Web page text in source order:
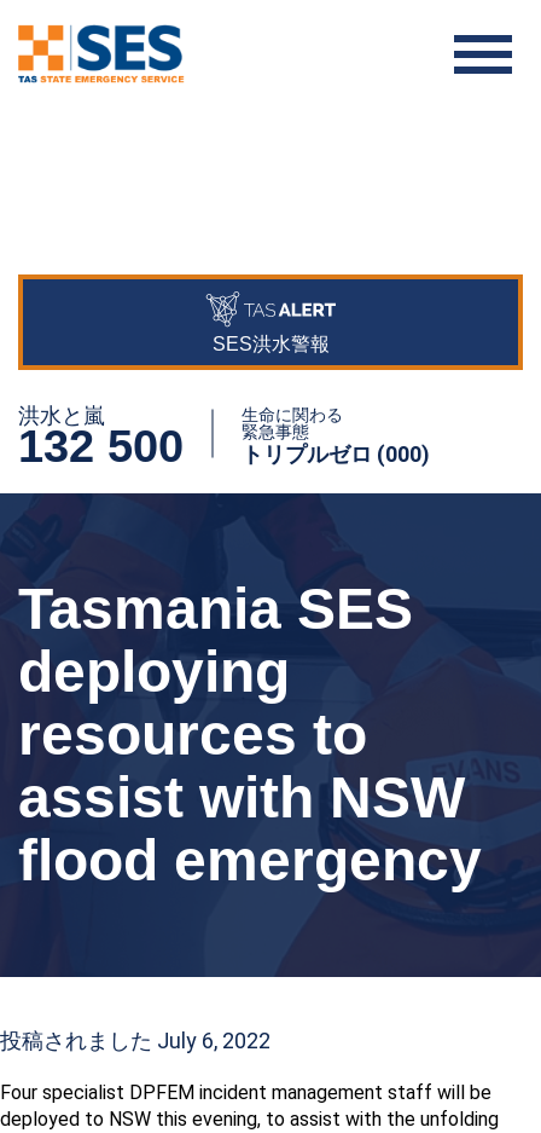
SES洪水警報
洪水と嵐
132 500
生命に関わる
緊急事態
トリプルゼロ (000)
Tasmania SES
deploying
resources to
assist with NSW
flood emergency
投稿されました July 6, 2022
Four specialist DPFEM incident management staff will be
deployed to NSW this evening, to assist with the unfolding